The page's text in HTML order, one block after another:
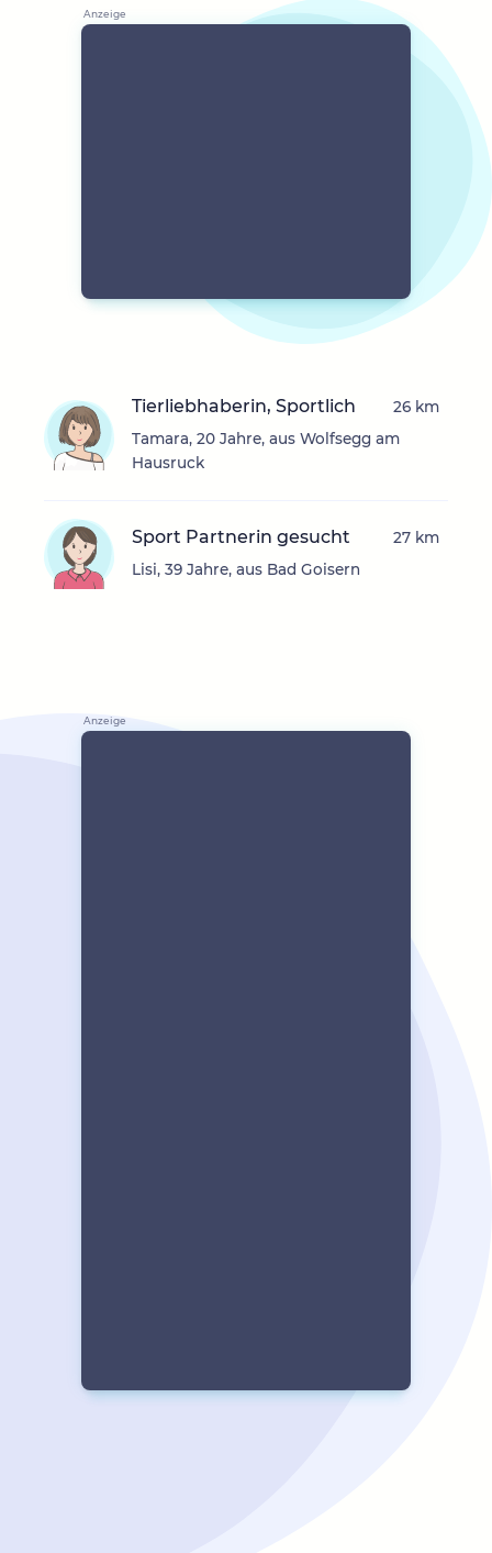
Tierliebhaberin, Sportlich
Tamara, 20 Jahre, aus Wolfsegg am
Hausruck
26 km
Sport Partnerin gesucht
Lisi, 39 Jahre, aus Bad Goisern
27 km